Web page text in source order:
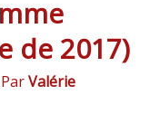
de 2017)
Valérie